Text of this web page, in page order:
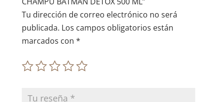
Tu dirección de correo electrónico no será
publicada. Los campos obligatorios están
marcados con *